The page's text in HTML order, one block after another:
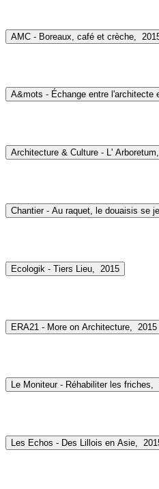
AMC - Boreaux, café et crèche,
A&mots - Échange entre l'architecte
Architecture & Culture - L' Arboretum,
Chantier - Au raquet, le douaisis se
Ecologik - Tiers Lieu, 2015
ERA21 - More on Architecture, 2015
Le Moniteur - Réhabiliter les friches,
Les Echos - Des Lillois en Asie,